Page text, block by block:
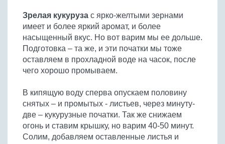
Зрелая кукуруза с ярко-желтыми зернами
имеет и более яркий аромат, и более
насыщенный вкус. Но вот варим мы ее дольше.
Подготовка – та же, и эти початки мы тоже
оставляем в прохладной воде на часок, после
чего хорошо промываем.
В кипящую воду сперва опускаем половину
снятых – и промытых - листьев, через минуту-
две – кукурузные початки. Так же снижаем
огонь и ставим крышку, но варим 40-50 минут.
Солим, добавляем оставленные листья и